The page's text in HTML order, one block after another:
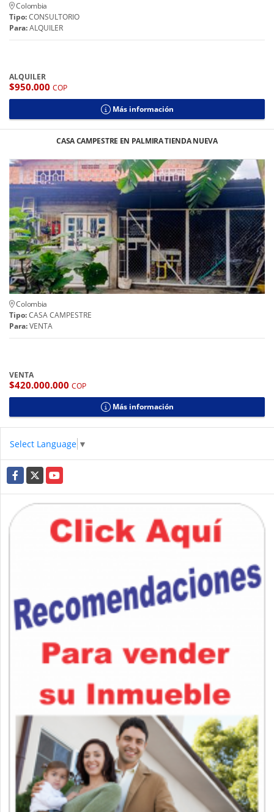
Colombia
Tipo:CONSULTORIO
Para:ALQUILER
ALQUILER
$950.000 COP
Más información
CASA CAMPESTRE EN PALMIRA TIENDA NUEVA
Colombia
Tipo:CASA CAMPESTRE
Para:VENTA
VENTA
$420.000.000 COP
Más información
Select Language ▼
Facebook
X YouTube